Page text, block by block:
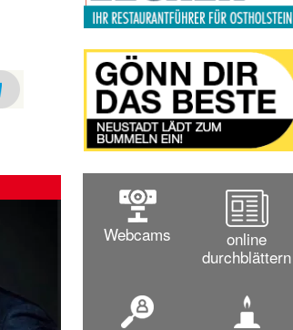
Webcams
online
durchblättern